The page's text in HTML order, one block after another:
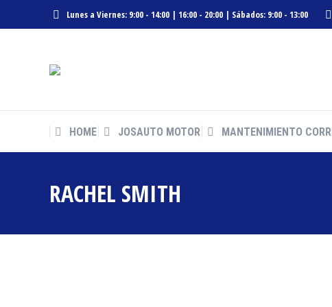
Lunes a Viernes: 9:00 - 14:00 | 16:00 - 20:00 | Sábados: 9:00 - 13:00
HOME JOSAUTO MOTOR MANTENIMIENTO
RACHEL SMITH
HOME JOSAUTO MOTOR MANTENIMIENTO